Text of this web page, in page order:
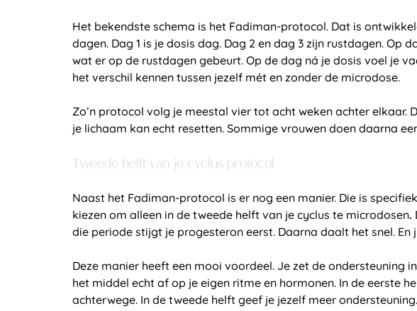
Het bekendste schema is het Fadiman-protocol. Dat is
dagen. Dag 1 is je dosis dag. Dag 2 en dag 3 zijn rustdagen. Op
wat er op de rustdagen gebeurt. Op de dag ná je dosis voel je
het verschil kennen tussen jezelf mét en zonder de microdose.
Zo’n protocol volg je meestal vier tot acht weken achter elkaar.
je lichaam kan echt resetten. Sommige vrouwen doen daarna
Tweede helft van je cyclus protocol
Naast het Fadiman-protocol is er nog een manier. Die is
kiezen om alleen in de tweede helft van je cyclus te microdosen.
die periode stijgt je progesteron eerst. Daarna daalt het snel.
Deze manier heeft een mooi voordeel. Je zet de ondersteuning
het middel echt af op je eigen ritme en hormonen. In de eerste
achterwege. In de tweede helft geef je jezelf meer